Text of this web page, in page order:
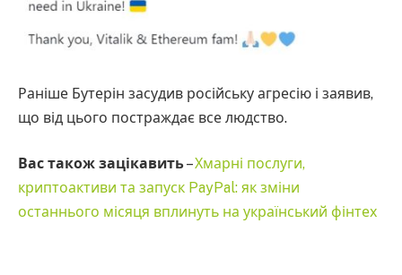
Раніше Бутерін засудив російську агресію і заявив,
що від цього постраждає все людство.
Вас також зацікавить–Хмарні послуги,
криптоактиви та запуск PayPal: як зміни
останнього місяця вплинуть на український фінтех